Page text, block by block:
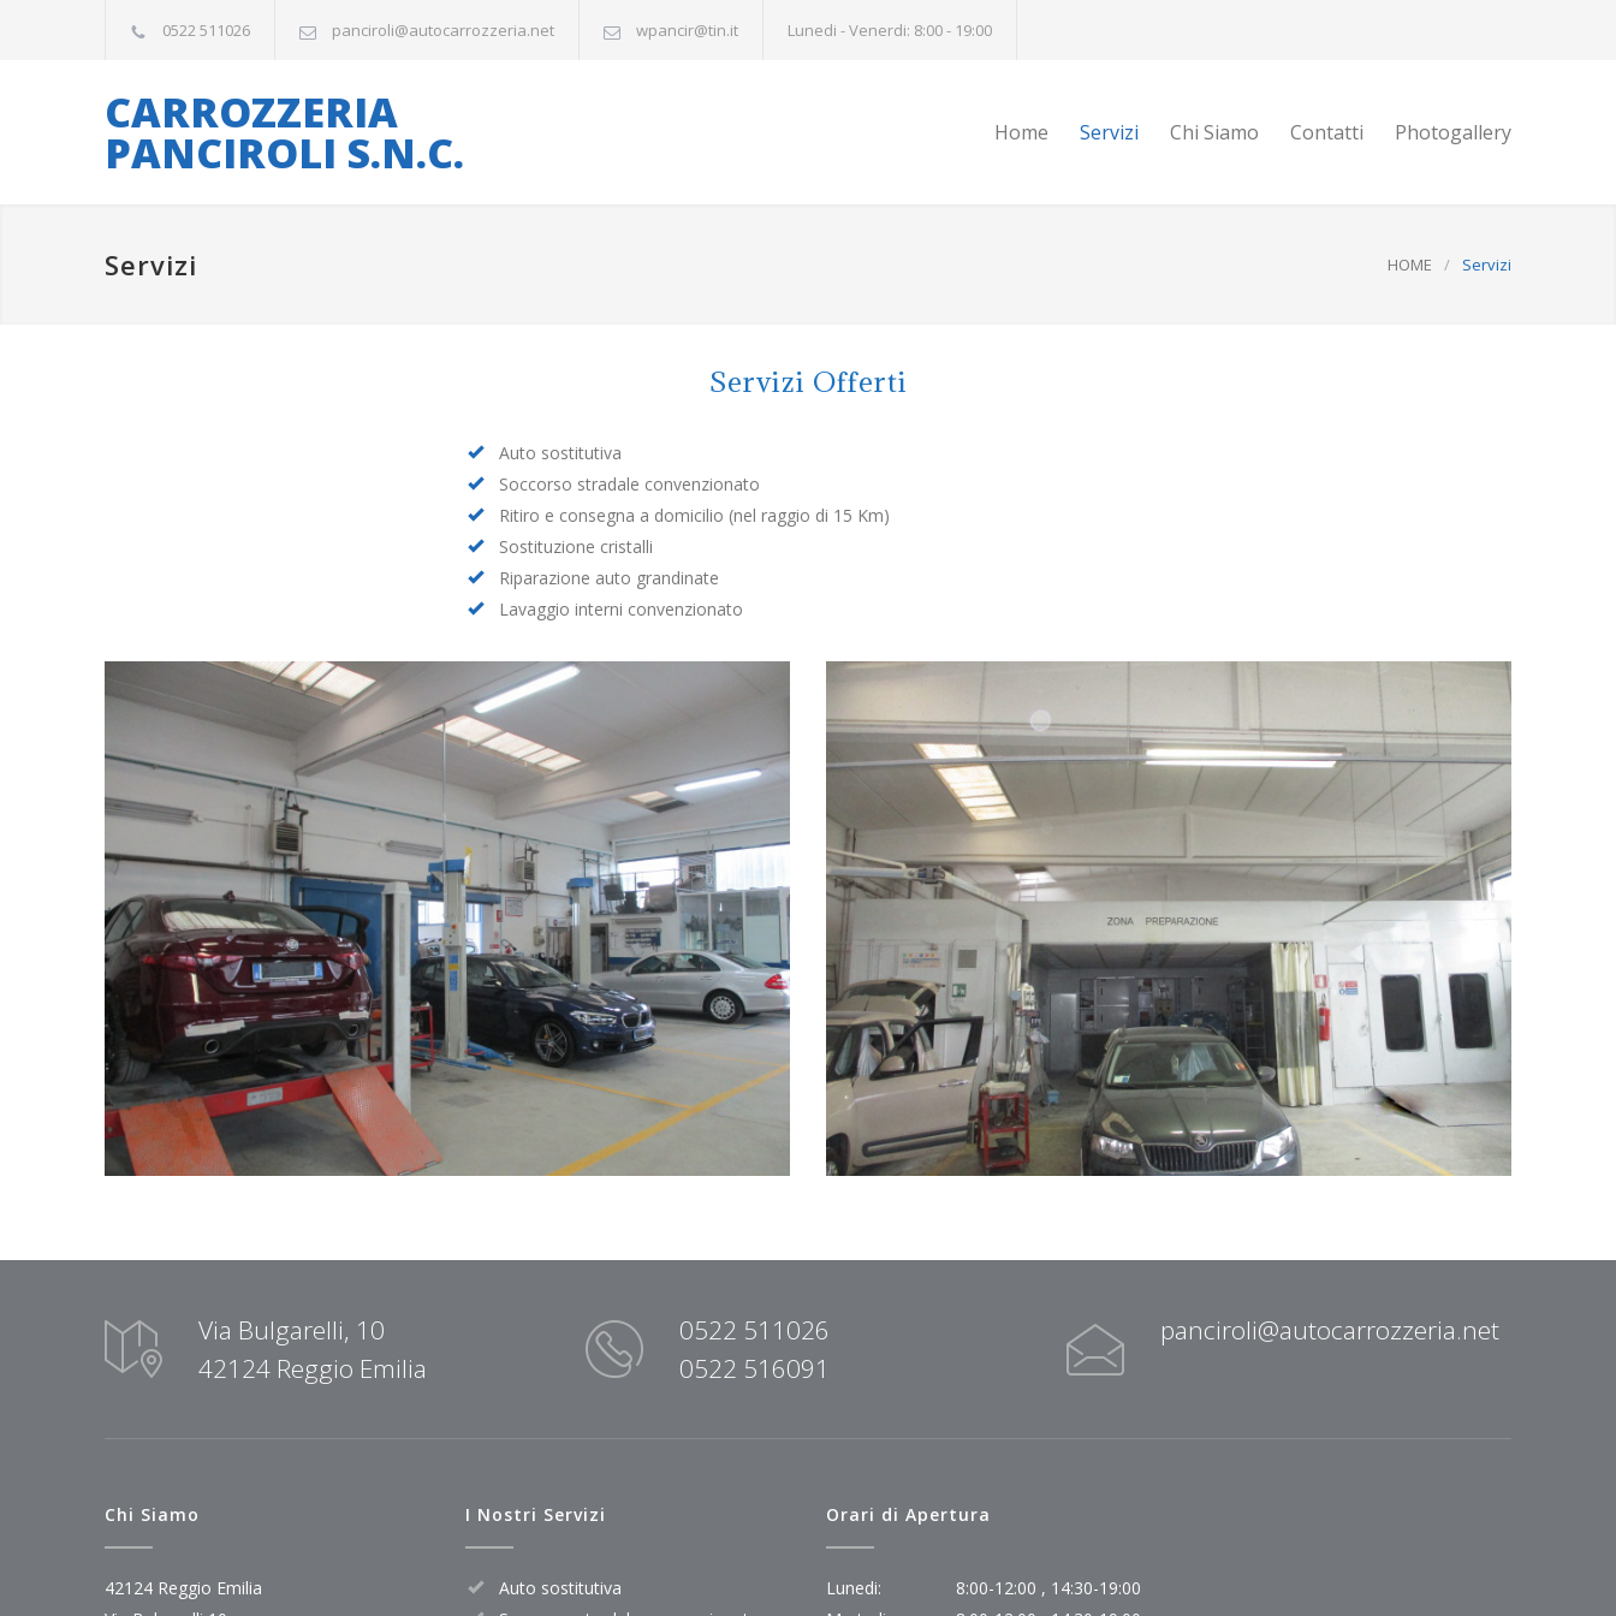
0522 511026 panciroli@autocarrozzeria.net wpancir@tin.it Lunedi - Venerdi: 8:00 - 19:00
CARROZZERIA
PANCIROLI S.N.C. Home Servizi Chi Siamo Contatti Photogallery
Servizi HOME / Servizi
Servizi Offerti
Auto sostitutiva
Soccorso stradale convenzionato
Ritiro e consegna a domicilio (nel raggio di 15 Km)
Sostituzione cristalli
Riparazione auto grandinate
Lavaggio interni convenzionato
Via Bulgarelli, 10
42124 Reggio Emilia
0522 511026
0522 516091
panciroli@autocarrozzeria.net
Chi Siamo
42124 Reggio Emilia
I Nostri Servizi
Auto sostitutiva
Orari di Apertura
Lunedi:
8:00-12:00 , 14:30-19:00